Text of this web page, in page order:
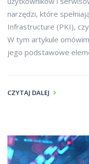
narzędzi, które
Infrastructure (PKI),
W tym artykule
jego podstawowe
CZYTAJ DALEJ